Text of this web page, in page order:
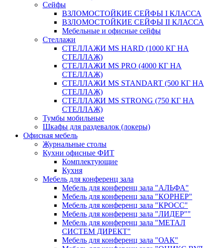
Сейфы
ВЗЛОМОСТОЙКИЕ СЕЙФЫ I КЛАССА
ВЗЛОМОСТОЙКИЕ СЕЙФЫ II КЛАССА
Мебельные и офисные сейфы
Стеллажи
СТЕЛЛАЖИ MS HARD (1000 КГ НА
СТЕЛЛАЖ)
СТЕЛЛАЖИ MS PRO (4000 КГ НА
СТЕЛЛАЖ)
СТЕЛЛАЖИ MS STANDART (500 КГ НА
СТЕЛЛАЖ)
СТЕЛЛАЖИ MS STRONG (750 КГ НА
СТЕЛЛАЖ)
Тумбы мобильные
Шкафы для раздевалок (локеры)
Офисная мебель
Журнальные столы
Кухни офисные ФИТ
Комплектующие
Кухня
Мебель для конференц зала
Мебель для конференц зала "АЛЬФА"
Мебель для конференц зала "КОРНЕР"
Мебель для конференц зала "КРОСС"
Мебель для конференц зала "ЛИДЕР""
Мебель для конференц зала "МЕТАЛ
СИСТЕМ ДИРЕКТ"
Мебель для конференц зала "ОАК"